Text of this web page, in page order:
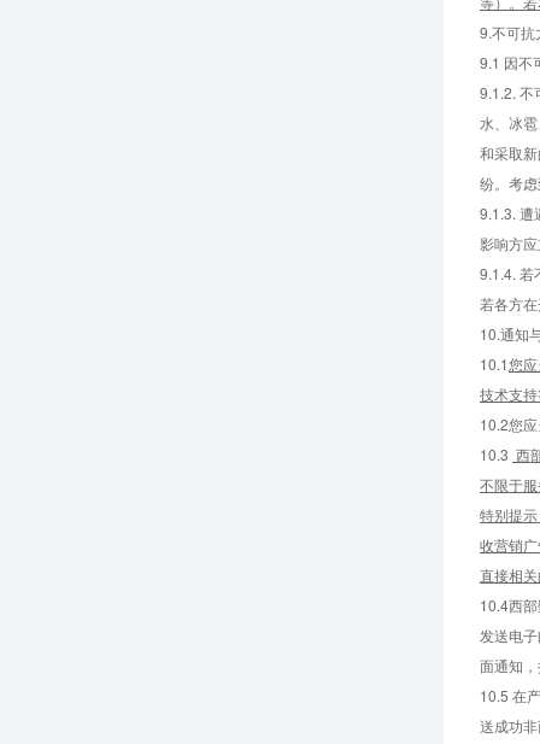
9.不可抗
9.1 因不
9.1.2. 不
水、冰
和采取
纷。考
9.1.3. 遭
影响方
9.1.4. 若
若各方
10.通知
10.1您
技术支
10.2您
10.3 西
不限于
特别提
收营销
直接相
10.4西
发送电
面通知
10.5 在
送成功